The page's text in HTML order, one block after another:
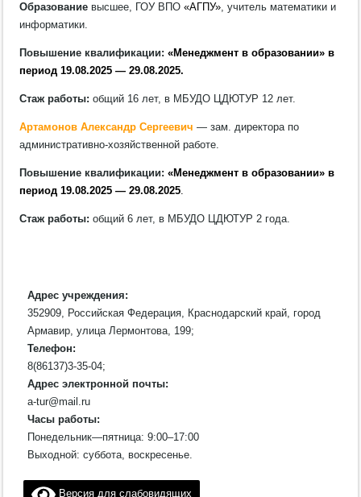
Образование высшее, ГОУ ВПО«АГПУ», учитель математики и
информатики.
Повышение квалификации: «Менеджмент в образовании» в
период 19.08.2025 — 29.08.2025.
Стаж работы: общий 16 лет, в МБУДО ЦДЮТУР 12 лет.
Артамонов Александр Сергеевич — зам. директора по
административно-хозяйственной работе.
Повышение квалификации:«Менеджмент в образовании» в
период 19.08.2025 — 29.08.2025.
Стаж работы:общий 6 лет, в МБУДО ЦДЮТУР 2 года.
Адрес учреждения:
352909, Российская Федерация, Краснодарский край, город
Армавир, улица Лермонтова, 199;
Телефон:
8(86137)3-35-04;
Адрес электронной почты:
a-tur@mail.ru
Часы работы:
Понедельник—пятница: 9:00–17:00
Выходной: суббота, воскресенье.
Версия для слабовидящих